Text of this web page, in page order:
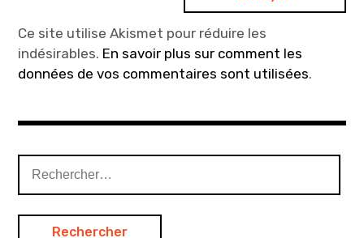
Ce site utilise Akismet pour réduire les
indésirables. En savoir plus sur comment les
données de vos commentaires sont utilisées.